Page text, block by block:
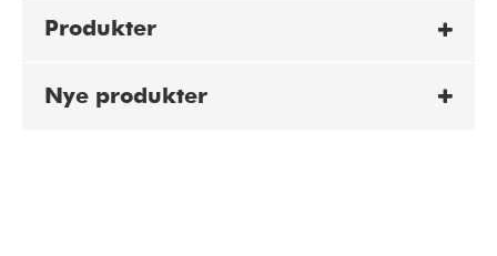
Produkter
Nye produkter